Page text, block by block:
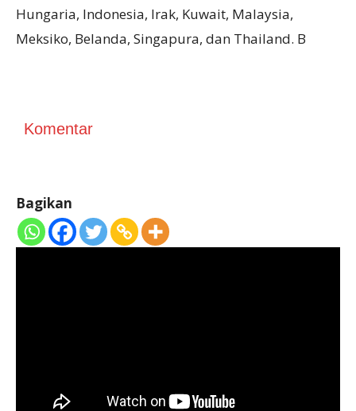
Hungaria, Indonesia, Irak, Kuwait, Malaysia,
Meksiko, Belanda, Singapura, dan Thailand. B
Komentar
Bagikan